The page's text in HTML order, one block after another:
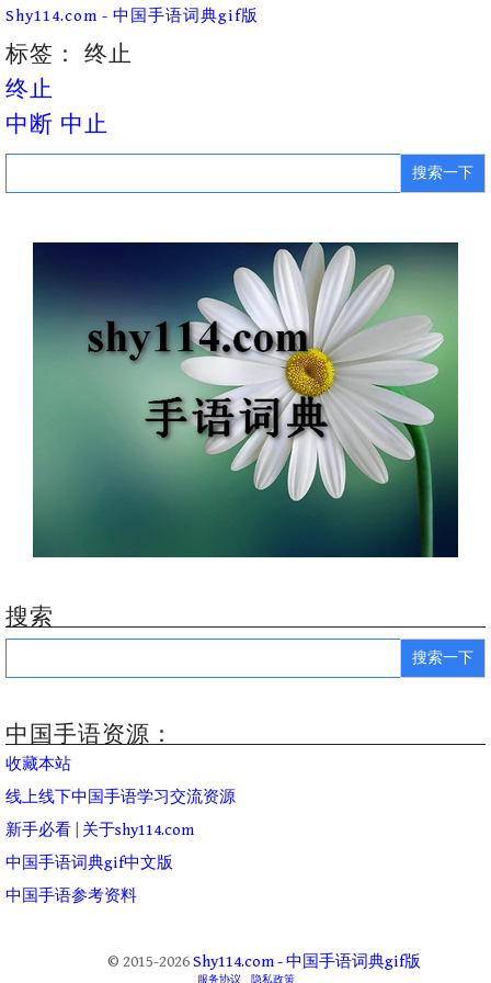
Skip
content
Shy114.com - 中国手语词典gif版
标签： 终止
终止
中断 中止
Search
搜索
Search
中国手语资源：
收藏本站
线上线下中国手语学习交流资源
新手必看
关于shy114.com
中国手语词典gif中文版
中国手语参考资料
© 2015-2026Shy114.com - 中国手语词典gif版
服务协议 隐私政策